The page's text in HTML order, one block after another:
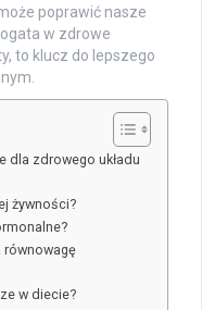
poprawić nasze
w zdrowe
to klucz do lepszego
dla zdrowego układu
żywności?
równowagę
w diecie?